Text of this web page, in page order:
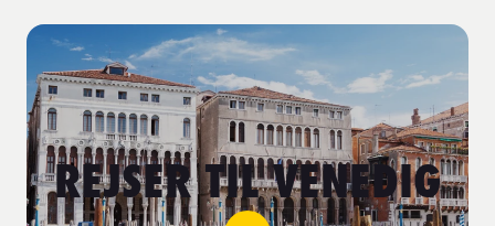
REJSER TIL VENEDIG